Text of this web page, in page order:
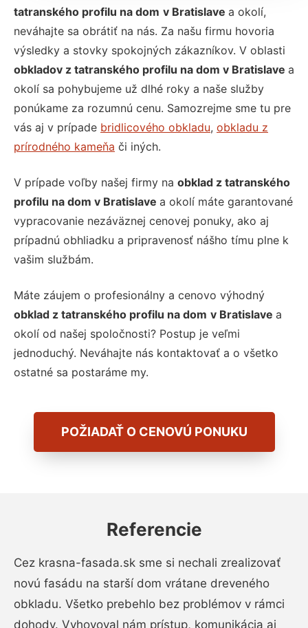
tatranského profilu na dom v Bratislave a okolí,
neváhajte sa obrátiť na nás. Za našu firmu hovoria
výsledky a stovky spokojných zákazníkov. V oblasti
obkladov z tatranského profilu na dom v Bratislave a
okolí sa pohybujeme už dlhé roky a naše služby
ponúkame za rozumnú cenu. Samozrejme sme tu pre
vás aj v prípade bridlicového obkladu, obkladu z
prírodného kameňa či iných.
V prípade voľby našej firmy na obklad z tatranského
profilu na dom v Bratislave a okolí máte garantované
vypracovanie nezáväznej cenovej ponuky, ako aj
prípadnú obhliadku a pripravenosť nášho tímu plne k
vašim službám.
Máte záujem o profesionálny a cenovo výhodný
obklad z tatranského profilu na dom v Bratislave a
okolí od našej spoločnosti? Postup je veľmi
jednoduchý. Neváhajte nás kontaktovať a o všetko
ostatné sa postaráme my.
POŽIADAŤ O CENOVÚ PONUKU
Referencie
Cez krasna-fasada.sk sme si nechali zrealizovať
novú fasádu na starší dom vrátane dreveného
obkladu. Všetko prebehlo bez problémov v rámci
dohody. Vyhovoval nám prístup, komunikácia aj